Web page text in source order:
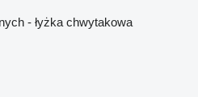
- łyżka chwytakowa